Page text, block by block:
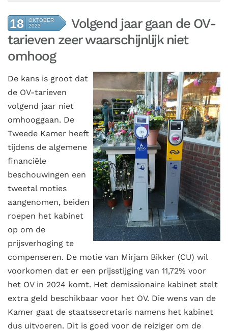
18
OKTOBER
2023
Volgend jaar gaan de OV-
tarieven zeer waarschijnlijk niet
omhoog
De kans is groot dat
de OV-tarieven
volgend jaar niet
omhooggaan. De
Tweede Kamer heeft
tijdens de algemene
financiële
beschouwingen een
tweetal moties
aangenomen, beiden
roepen het kabinet
op om de
prijsverhoging te
compenseren. De motie van Mirjam Bikker (CU) wil
voorkomen dat er een prijsstijging van 11,72% voor
het OV in 2024 komt. Het demissionaire kabinet stelt
extra geld beschikbaar voor het OV. Die wens van de
Kamer gaat de staatssecretaris namens het kabinet
dus uitvoeren. Dit is goed voor de reiziger om de